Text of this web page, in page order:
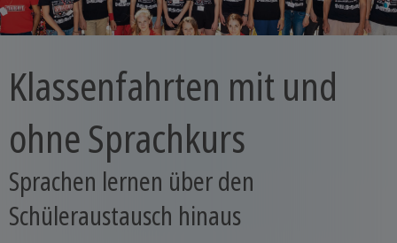
Klassenfahrten mit und
ohne Sprachkurs
Sprachen lernen über den
Schüleraustausch hinaus